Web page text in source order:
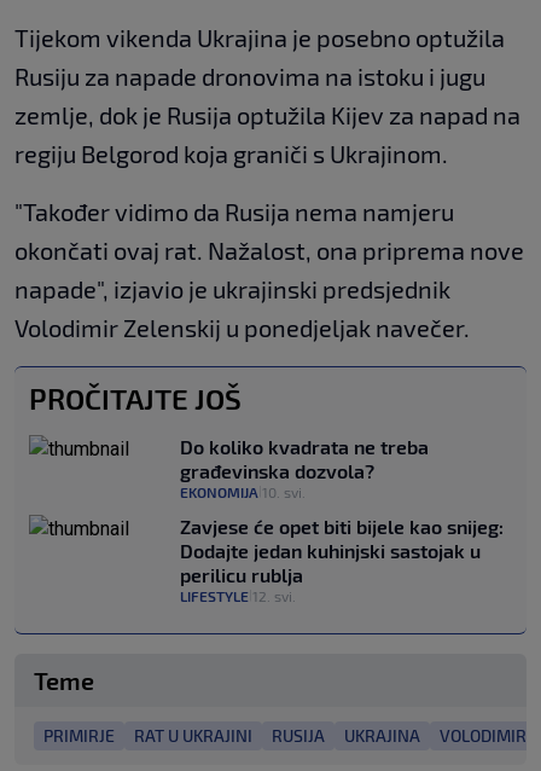
Tijekom vikenda Ukrajina je posebno optužila
Rusiju za napade dronovima na istoku i jugu
zemlje, dok je Rusija optužila Kijev za napad na
regiju Belgorod koja graniči s Ukrajinom.
"Također vidimo da Rusija nema namjeru
okončati ovaj rat. Nažalost, ona priprema nove
napade", izjavio je ukrajinski predsjednik
Volodimir Zelenskij u ponedjeljak navečer.
PROČITAJTE JOŠ
Do koliko kvadrata ne treba
građevinska dozvola?
EKONOMIJA 10. svi.
Zavjese će opet biti bijele kao snijeg:
Dodajte jedan kuhinjski sastojak u
perilicu rublja
LIFESTYLE 12. svi.
Teme
PRIMIRJE RAT U UKRAJINI RUSIJA UKRAJINA VOLODIMIR